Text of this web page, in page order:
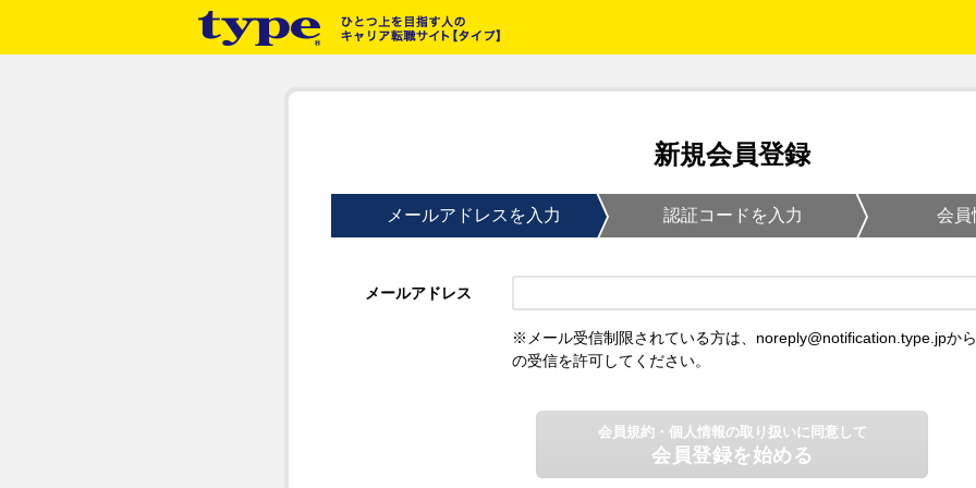
新規会員登録
メールアドレスを入力 認証コードを入力 会員
メールアドレス
※メール受信制限されている方は、noreply@notification.type.jpから
の受信を許可してください。
会員規約・個人情報の取り扱いに同意して
会員登録を始める